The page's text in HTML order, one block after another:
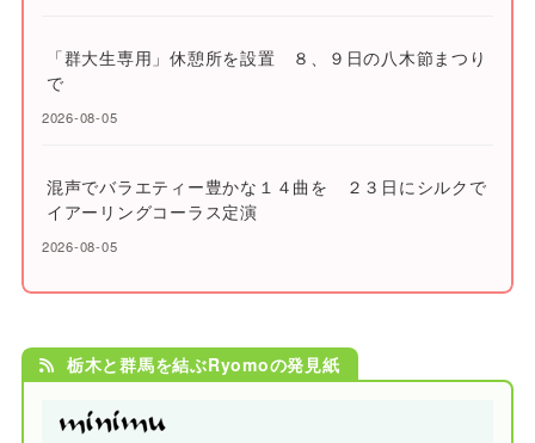
「群大生専用」休憩所を設置 ８、９日の八木節まつり
で
2026-08-05
混声でバラエティー豊かな１４曲を ２３日にシルクで
イアーリングコーラス定演
2026-08-05
栃木と群馬を結ぶRyomoの発見紙